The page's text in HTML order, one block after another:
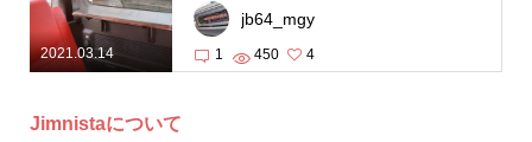
2021.03.14
jb64_mgy
1 450 4
Jimnistaについて